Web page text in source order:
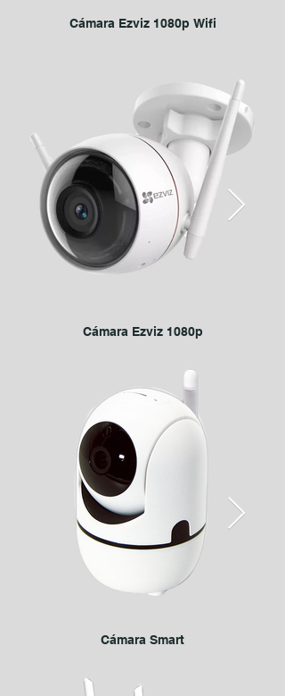
Cámara Ezviz 1080p Wifi
Cámara Ezviz 1080p
Cámara Smart